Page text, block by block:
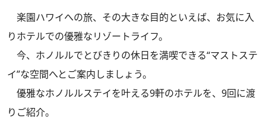
楽園ハワイへの旅、その大きな目的といえば、お気に入
りホテルでの優雅なリゾートライフ。
今、ホノルルでとびきりの休日を満喫できる“マストステ
イ”な空間へとご案内しましょう。
優雅なホノルルステイを叶える9軒のホテルを、9回に渡
りご紹介。